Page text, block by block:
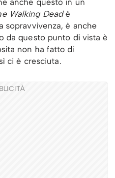
Walking Deadè
sopravvivenza, è anche
da questo punto di vista è
non ha fatto di
ci è cresciuta.